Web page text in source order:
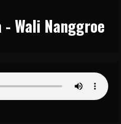
Wali Nanggroe